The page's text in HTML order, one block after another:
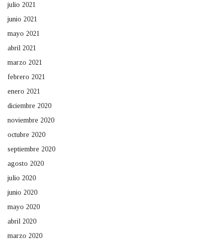
julio 2021
junio 2021
mayo 2021
abril 2021
marzo 2021
febrero 2021
enero 2021
diciembre 2020
noviembre 2020
octubre 2020
septiembre 2020
agosto 2020
julio 2020
junio 2020
mayo 2020
abril 2020
marzo 2020